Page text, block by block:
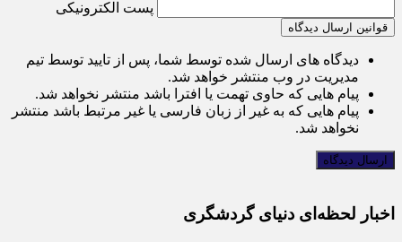
پست الکترونیکی
قوانین ارسال دیدگاه
دیدگاه های ارسال شده توسط شما، پس از تایید توسط تیم
مدیریت در وب منتشر خواهد شد.
پیام هایی که حاوی تهمت یا افترا باشد منتشر نخواهد شد.
پیام هایی که به غیر از زبان فارسی یا غیر مرتبط باشد منتشر
نخواهد شد.
اخبار لحظه‌ای دنیای گردشگری